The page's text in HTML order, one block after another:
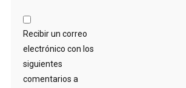
Recibir un correo
electrónico con los
siguientes
comentarios a